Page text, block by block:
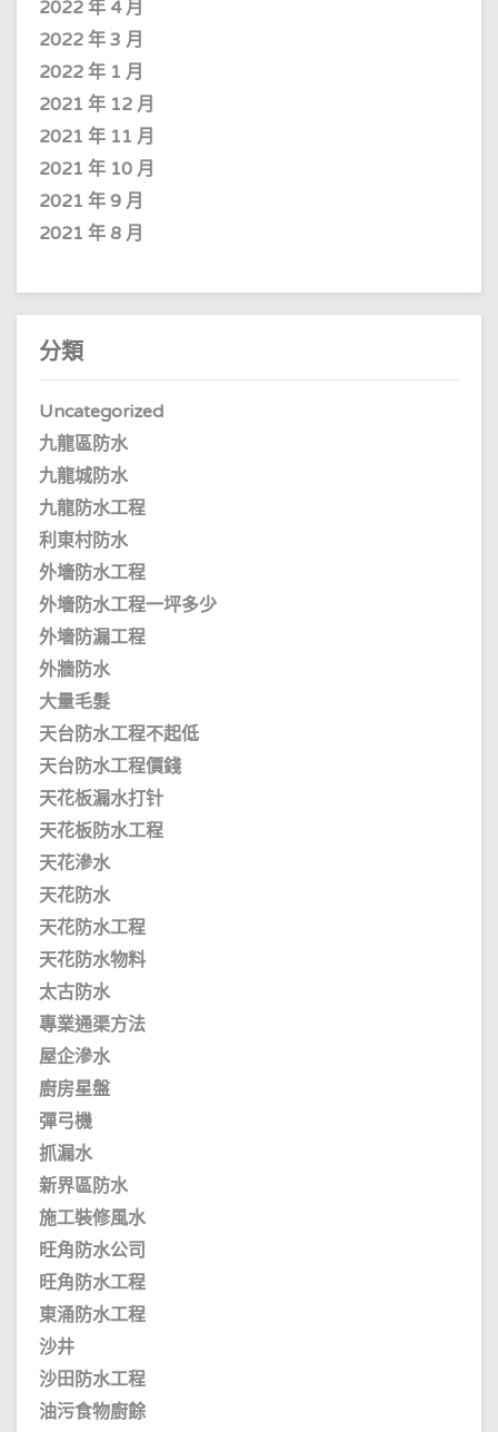
2022 年 4 月
2022 年 3 月
2022 年 1 月
2021 年 12 月
2021 年 11 月
2021 年 10 月
2021 年 9 月
2021 年 8 月
分類
Uncategorized
九龍區防水
九龍城防水
九龍防水工程
利東村防水
外墻防水工程
外墻防水工程一坪多少
外墻防漏工程
外牆防水
大量毛髮
天台防水工程不起低
天台防水工程價錢
天花板漏水打针
天花板防水工程
天花滲水
天花防水
天花防水工程
天花防水物料
太古防水
專業通渠方法
屋企滲水
廚房星盤
彈弓機
抓漏水
新界區防水
施工裝修風水
旺角防水公司
旺角防水工程
東涌防水工程
沙井
沙田防水工程
油污食物廚餘